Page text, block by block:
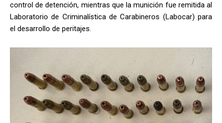
control de detención, mientras que la munición fue remitida al
Laboratorio de Criminalística de Carabineros (Labocar) para
el desarrollo de peritajes.